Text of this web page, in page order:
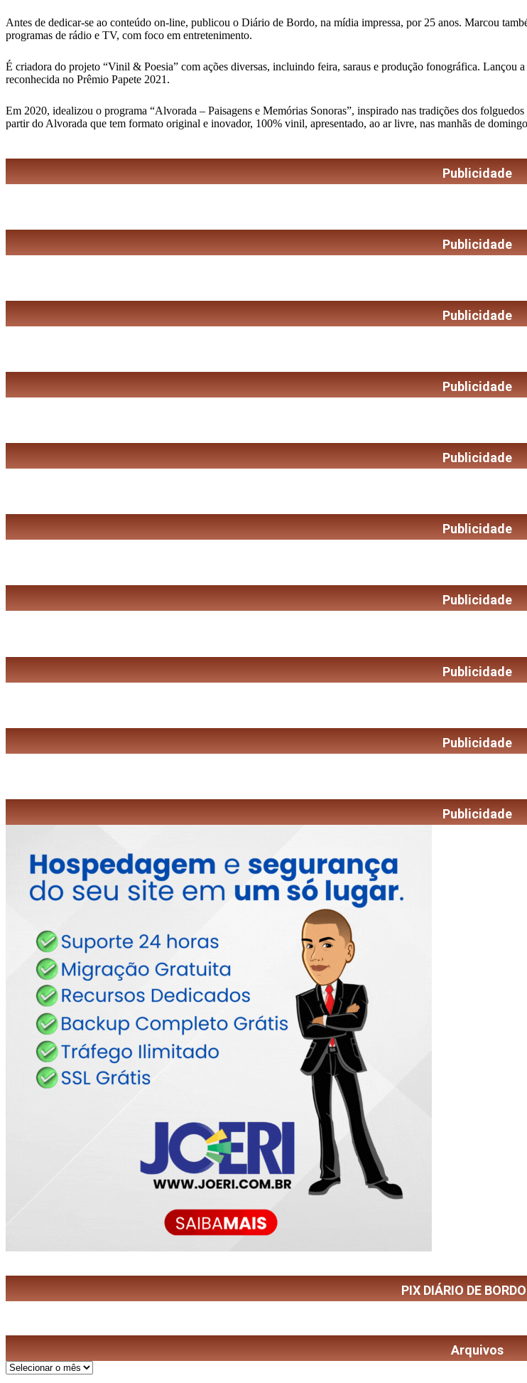
Antes de dedicar-se ao conteúdo on-line, publicou o Diário de Bordo, na mídia impressa, por 25 anos. Marcou
programas de rádio e TV, com foco em entretenimento.
É criadora do projeto “Vinil & Poesia” com ações diversas, incluindo feira, saraus e produção fonográfica.
reconhecida no Prêmio Papete 2021.
Em 2020, idealizou o programa “Alvorada – Paisagens e Memórias Sonoras”, inspirado nas tradições dos
partir do Alvorada que tem formato original e inovador, 100% vinil, apresentado, ao ar livre, nas manhãs de
Publicidade
Publicidade
Publicidade
Publicidade
Publicidade
Publicidade
Publicidade
Publicidade
Publicidade
Publicidade
PIX DIÁRIO DE
Arquivos
Arquivos